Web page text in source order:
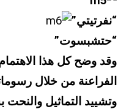
“نفرتيتي”
“حتشبسوت”
وقد وضح كل هذا
الفراعنة من خلال
وتشييد التماثيل